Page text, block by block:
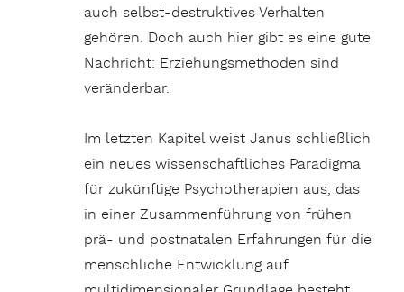
auch selbst-destruktives Verhalten
gehören. Doch auch hier gibt es eine gute
Nachricht: Erziehungsmethoden sind
veränderbar.
Im letzten Kapitel weist Janus schließlich
ein neues wissenschaftliches Paradigma
für zukünftige Psychotherapien aus, das
in einer Zusammenführung von frühen
prä- und postnatalen Erfahrungen für die
menschliche Entwicklung auf